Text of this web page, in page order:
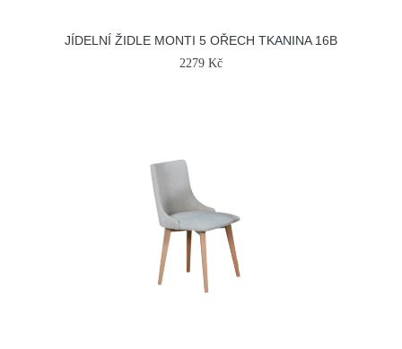
JÍDELNÍ ŽIDLE MONTI 5 OŘECH TKANINA 16B
2279 Kč